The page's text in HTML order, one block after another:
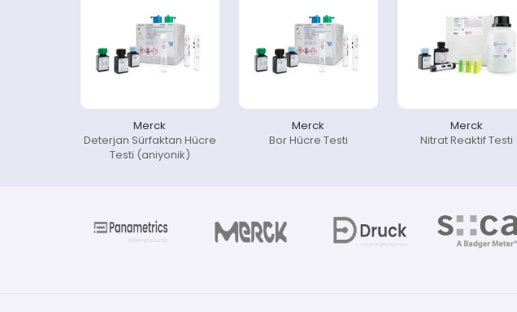
Merck
Deterjan Sürfaktan Hücre
Testi (aniyonik)
Merck
Bor Hücre Testi
Merck
Nitrat Reaktif Testi